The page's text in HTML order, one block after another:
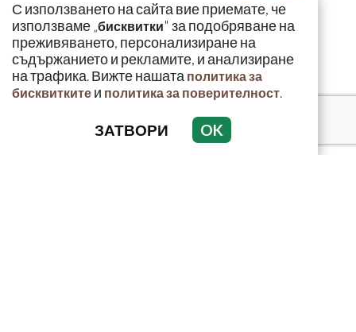
С използването на сайта вие приемате, че
използваме „бисквитки" за подобряване на
преживяването, персонализиране на
съдържанието и рекламите, и анализиране
на трафика. Вижте нашата политика за
бисквитките и политика за поверителност.
ЗАТВОРИ OK